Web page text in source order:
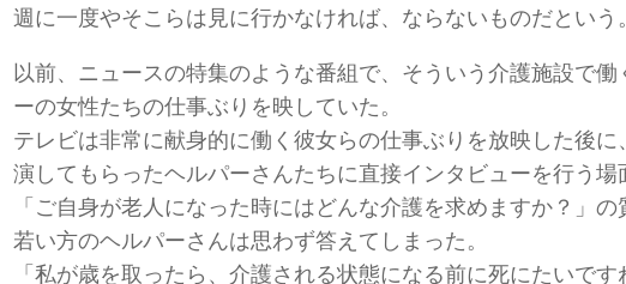
週に一度やそこらは見に行かなければ、ならないものだという。
以前、ニュースの特集のような番組で、そういう介護施設で働
ーの女性たちの仕事ぶりを映していた。
テレビは非常に献身的に働く彼女らの仕事ぶりを放映した後に
演してもらったヘルパーさんたちに直接インタビューを行う場
「ご自身が老人になった時にはどんな介護を求めますか？」の
若い方のヘルパーさんは思わず答えてしまった。
「私が歳を取ったら、介護される状態になる前に死にたいです